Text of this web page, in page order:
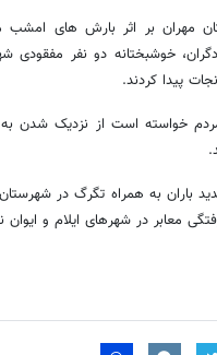
مهران بر اثر بارش های امشب
خوشبختانه دو نفر مفقودی
پیدا کردند.
خواسته است از نزدیک شدن
باران به همراه تگرگ در
معابر در شهرهای ایلام و